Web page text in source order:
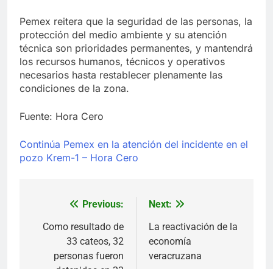
Pemex reitera que la seguridad de las personas, la
protección del medio ambiente y su atención
técnica son prioridades permanentes, y mantendrá
los recursos humanos, técnicos y operativos
necesarios hasta restablecer plenamente las
condiciones de la zona.
Fuente: Hora Cero
Continúa Pemex en la atención del incidente en el
pozo Krem-1 – Hora Cero
Navegación
de
entradas
Previous:
Como resultado de
33 cateos, 32
personas fueron
Next:
La reactivación de la
economía
veracruzana